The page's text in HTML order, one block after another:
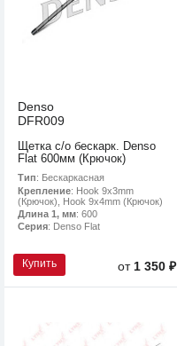
Denso
DFR009
Щетка с/о бескарк. Denso
Flat 600мм (Крючок)
Тип: Бескаркасная
Крепление: Hook 9x3mm
(Крючок), Hook 9x4mm (Крючок)
Длина 1, мм: 600
Серия: Denso Flat
Купить от 1 350 ₽